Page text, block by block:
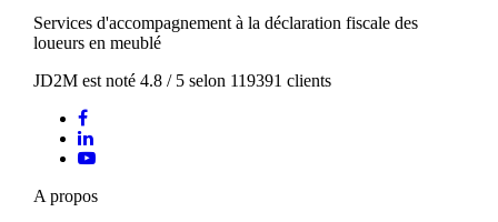
Services d'accompagnement à la déclaration fiscale des
loueurs en meublé
JD2M est noté4.8 / 5 selon 119391 clients
A propos